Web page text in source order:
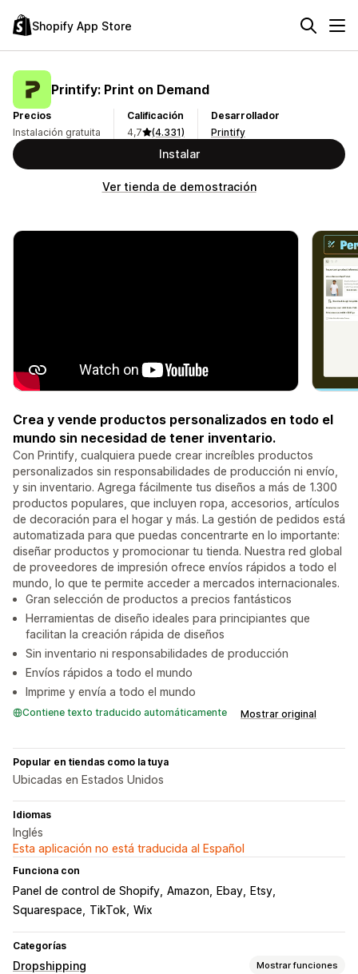
Shopify App Store
Printify: Print on Demand
Precios
Instalación gratuita
Calificación
4,7
(4.331)
Desarrollador
Printify
Instalar
Ver tienda de demostración
Crea y vende productos personalizados en todo el
mundo sin necesidad de tener inventario.
Con Printify, cualquiera puede crear increíbles productos
personalizados sin responsabilidades de producción ni envío,
y sin inventario. Agrega fácilmente tus diseños a más de 1.300
productos populares, que incluyen ropa, accesorios, artículos
de decoración para el hogar y más. La gestión de pedidos está
automatizada para que puedas concentrarte en lo importante:
diseñar productos y promocionar tu tienda. Nuestra red global
de proveedores de impresión ofrece envíos rápidos a todo el
mundo, lo que te permite acceder a mercados internacionales.
Gran selección de productos a precios fantásticos
Herramientas de diseño ideales para principiantes que
facilitan la creación rápida de diseños
Sin inventario ni responsabilidades de producción
Envíos rápidos a todo el mundo
Imprime y envía a todo el mundo
Contiene texto traducido automáticamente Mostrar original
Popular en tiendas como la tuya
Ubicadas en Estados Unidos
Idiomas
Inglés
Esta aplicación no está traducida al Español
Funciona con
Panel de control de Shopify Amazon Ebay
Etsy
Squarespace
TikTok Wix
Categorías
Dropshipping Mostrar funciones